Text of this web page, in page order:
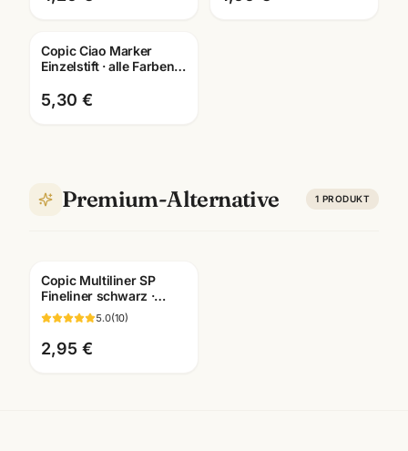
Copic Ciao Marker
Einzelstift · alle Farben +
Künstlerbedarf
5,30 €
Premium-Alternative 1 PRODUKT
Copic Multiliner SP
Fineliner schwarz ·
pigmentiert ·
nachfüllbar · wählbare
Stärken
5.0(10)
2,95 €